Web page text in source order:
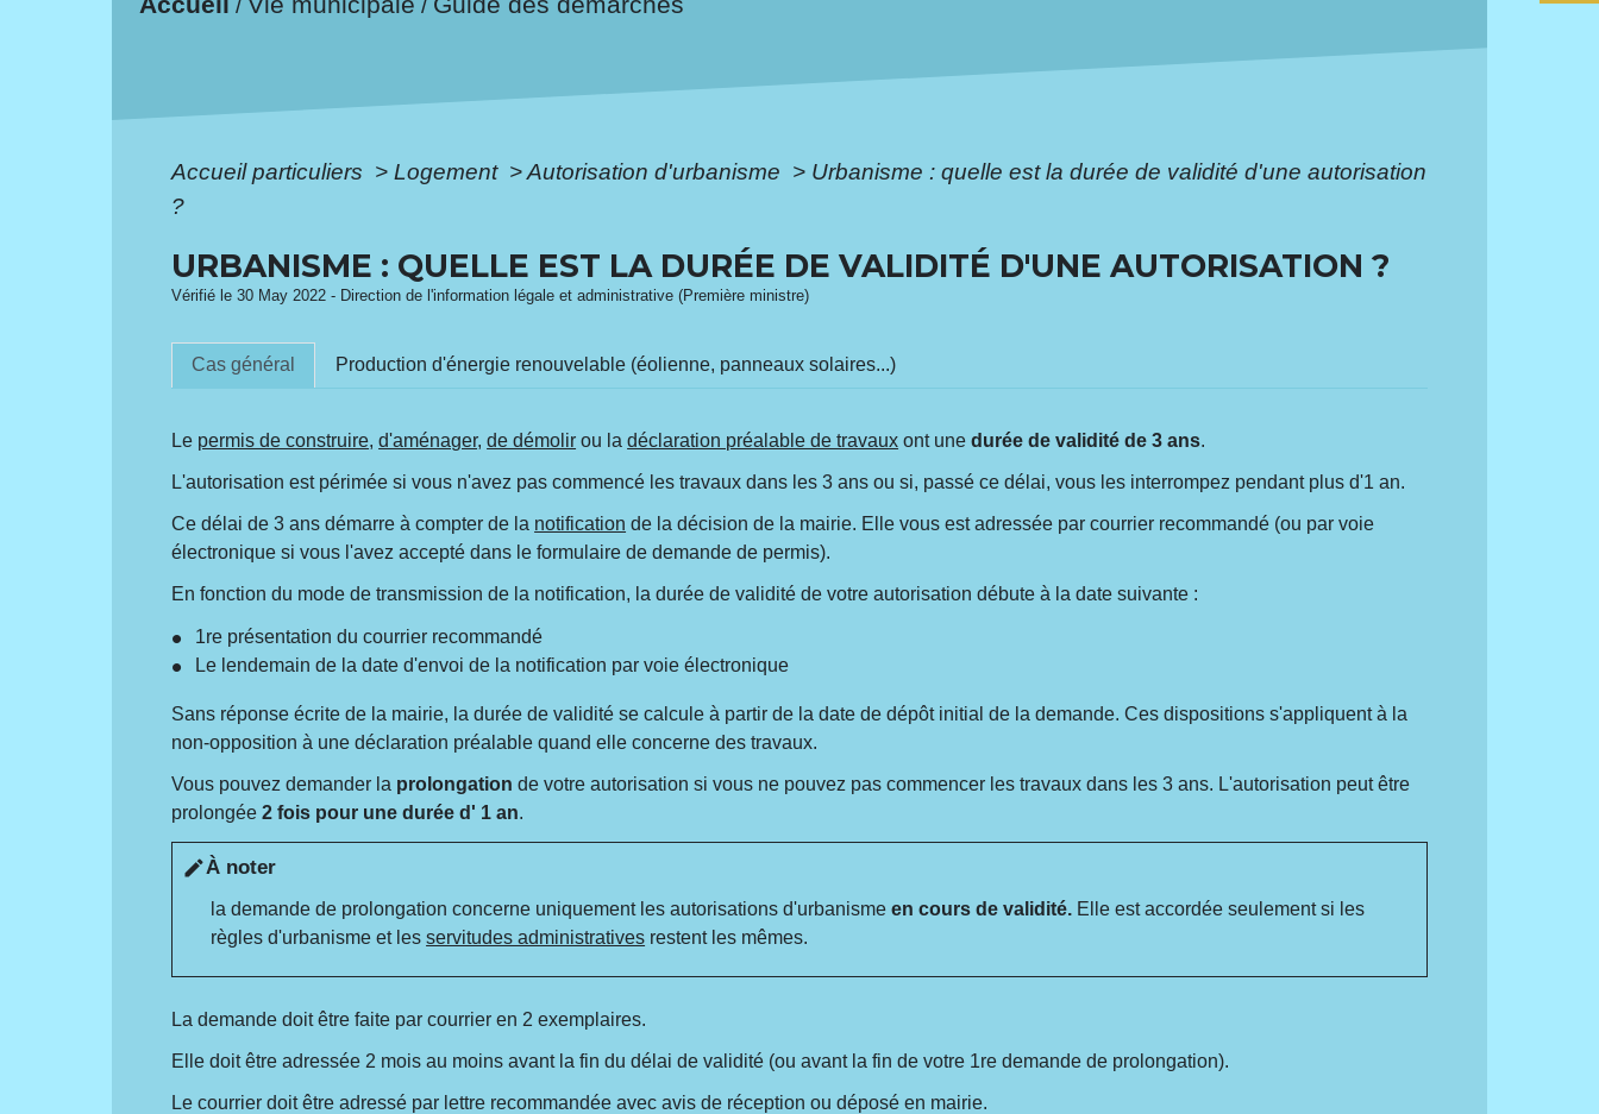
/ /
Accueil particuliers > Logement >Autorisation d'urbanisme > Urbanisme : quelle est la durée de validité d'une autorisation
?
URBANISME : QUELLE EST LA DURÉE DE VALIDITÉ D'UNE AUTORISATION ?
Vérifié le 30 May 2022 - Direction de l'information légale et administrative (Première ministre)
Cas général Production d'énergie renouvelable (éolienne, panneaux solaires...)
Le permis de construire,d'aménager,de démolir ou ladéclaration préalable de travaux ont unedurée de validité de 3 ans.
L'autorisation est périmée si vous n'avez pas commencé les travaux dans les 3 ans ou si, passé ce délai, vous les interrompez pendant plus d'1 an.
Ce délai de 3 ans démarre à compter de la notification de la décision de la mairie. Elle vous est adressée par courrier recommandé (ou par voie
électronique si vous l'avez accepté dans le formulaire de demande de permis).
En fonction du mode de transmission de la notification, la durée de validité de votre autorisation débute à la date suivante :
1re présentation du courrier recommandé
Le lendemain de la date d'envoi de la notification par voie électronique
Sans réponse écrite de la mairie, la durée de validité se calcule à partir de la date de dépôt initial de la demande. Ces dispositions s'appliquent à la
non-opposition à une déclaration préalable quand elle concerne des travaux.
Vous pouvez demander la prolongation de votre autorisation si vous ne pouvez pas commencer les travaux dans les 3 ans. L'autorisation peut être
prolongée2 fois pour une durée d' 1 an.
editÀ noter
la demande de prolongation concerne uniquement les autorisations d'urbanismeen cours de validité. Elle est accordée seulement si les
règles d'urbanisme et lesservitudes administratives restent les mêmes.
La demande doit être faite par courrier en 2 exemplaires.
Elle doit être adressée 2 mois au moins avant la fin du délai de validité (ou avant la fin de votre 1re demande de prolongation).
Le courrier doit être adressé par lettre recommandée avec avis de réception ou déposé en mairie.